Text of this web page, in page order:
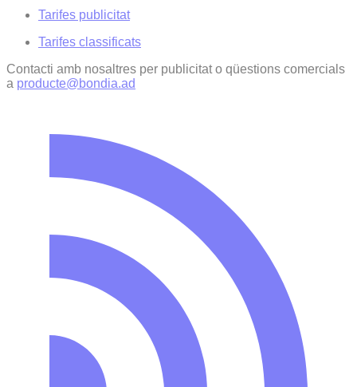
Tarifes publicitat
Tarifes classificats
Contacti amb nosaltres per publicitat o qüestions comercials
a producte@bondia.ad